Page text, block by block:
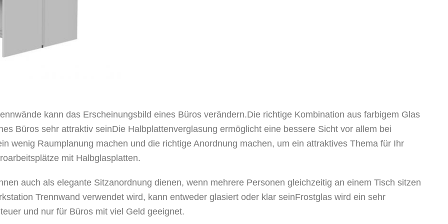
kann das Erscheinungsbild eines Büros verändern.Die richtige Kombination aus farbigem Glas
Büros sehr attraktiv seinDie Halbplattenverglasung ermöglicht eine bessere Sicht vor allem bei
wenig Raumplanung machen und die richtige Anordnung machen, um ein attraktives Thema für Ihr
mit Halbglasplatten.
auch als elegante Sitzanordnung dienen, wenn mehrere Personen gleichzeitig an einem Tisch sitzen
Trennwand verwendet wird, kann entweder glasiert oder klar seinFrostglas wird ein sehr
und nur für Büros mit viel Geld geeignet.